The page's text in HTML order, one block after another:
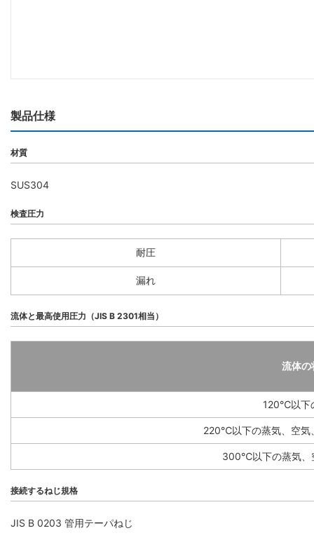
製品仕様
材質
SUS304
検査圧力
耐圧
漏れ
流体と最高使用圧力（JIS B 2301相当）
流体の
120℃以下
220℃以下の蒸気、空気
300℃以下の蒸気、
接続するねじ規格
JIS B 0203 管用テーパねじ